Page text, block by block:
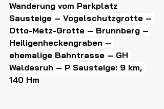
Wanderung vom Parkplatz
Sausteige – Vogelschutzgrotte –
Otto-Metz-Grotte – Brunnberg –
Heiligenheckengraben –
ehemalige Bahntrasse – GH
Waldesruh – P Sausteige: 9 km,
140 Hm